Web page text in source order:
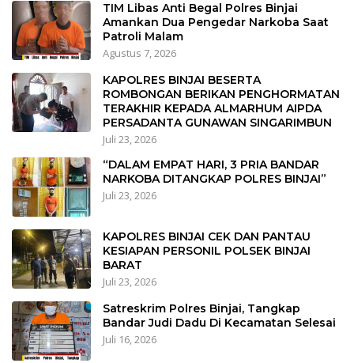
TIM Libas Anti Begal Polres Binjai
Amankan Dua Pengedar Narkoba Saat
Patroli Malam
Agustus 7, 2026
KAPOLRES BINJAI BESERTA
ROMBONGAN BERIKAN PENGHORMATAN
TERAKHIR KEPADA ALMARHUM AIPDA
PERSADANTA GUNAWAN SINGARIMBUN
Juli 23, 2026
“DALAM EMPAT HARI, 3 PRIA BANDAR
NARKOBA DITANGKAP POLRES BINJAI”
Juli 23, 2026
KAPOLRES BINJAI CEK DAN PANTAU
KESIAPAN PERSONIL POLSEK BINJAI
BARAT
Juli 23, 2026
Satreskrim Polres Binjai, Tangkap
Bandar Judi Dadu Di Kecamatan Selesai
Juli 16, 2026